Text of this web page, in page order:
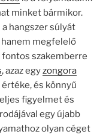
minket bármikor.
a hangszer súlyát
megfelelő
szakemberre
, azaz egyzongora
és könnyű
figyelmet és
egy újabb
olyan céget